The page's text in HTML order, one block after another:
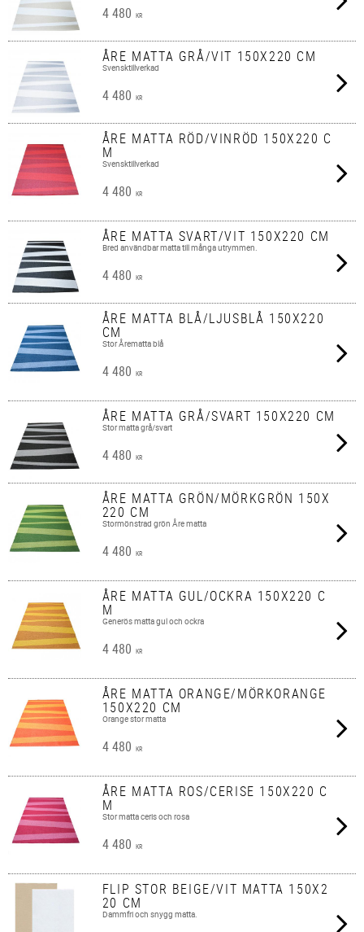
4 480 KR
ÅRE MATTA GRÅ/VIT 150X220 CM
Svensktillverkad
4 480 KR
ÅRE MATTA RÖD/VINRÖD 150X220 C
M
Svensktillverkad
4 480 KR
ÅRE MATTA SVART/VIT 150X220 CM
Bred användbar matta till många utrymmen.
4 480 KR
ÅRE MATTA BLÅ/LJUSBLÅ 150X220
CM
Stor Årematta blå
4 480 KR
ÅRE MATTA GRÅ/SVART 150X220 CM
Stor matta grå/svart
4 480 KR
ÅRE MATTA GRÖN/MÖRKGRÖN 150X
220 CM
Stormönstrad grön Åre matta
4 480 KR
ÅRE MATTA GUL/OCKRA 150X220 C
M
Generös matta gul och ockra
4 480 KR
ÅRE MATTA ORANGE/MÖRKORANGE
150X220 CM
Orange stor matta
4 480 KR
ÅRE MATTA ROS/CERISE 150X220 C
M
Stor matta ceris och rosa
4 480 KR
FLIP STOR BEIGE/VIT MATTA 150X2
20 CM
Dammfri och snygg matta.